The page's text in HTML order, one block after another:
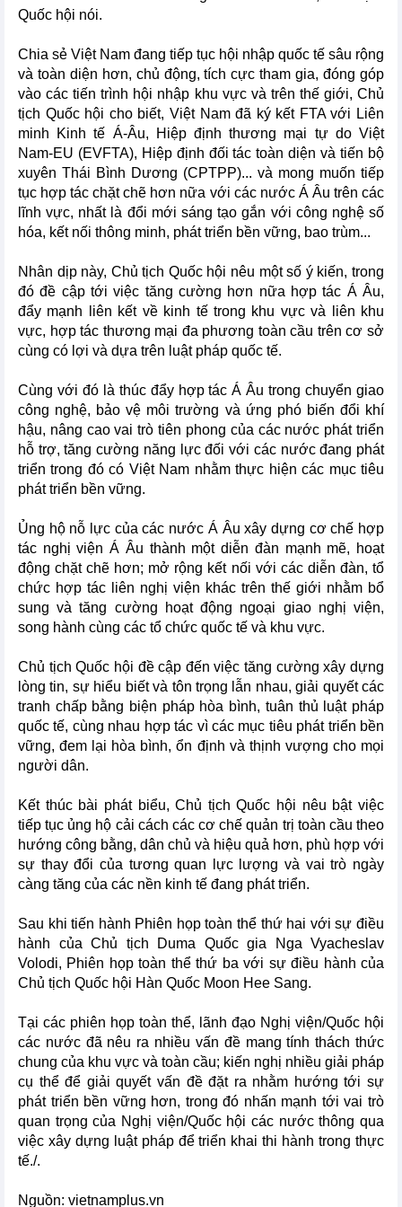
Quốc hội nói.
Chia sẻ Việt Nam đang tiếp tục hội nhập quốc tế sâu rộng
và toàn diện hơn, chủ động, tích cực tham gia, đóng góp
vào các tiến trình hội nhập khu vực và trên thế giới, Chủ
tịch Quốc hội cho biết, Việt Nam đã ký kết FTA với Liên
minh Kinh tế Á-Âu, Hiệp định thương mại tự do Việt
Nam-EU (EVFTA), Hiệp định đối tác toàn diện và tiến bộ
xuyên Thái Bình Dương (CPTPP)... và mong muốn tiếp
tục hợp tác chặt chẽ hơn nữa với các nước Á Âu trên các
lĩnh vực, nhất là đổi mới sáng tạo gắn với công nghệ số
hóa, kết nối thông minh, phát triển bền vững, bao trùm...
Nhân dịp này, Chủ tịch Quốc hội nêu một số ý kiến, trong
đó đề cập tới việc tăng cường hơn nữa hợp tác Á Âu,
đẩy mạnh liên kết về kinh tế trong khu vực và liên khu
vực, hợp tác thương mại đa phương toàn cầu trên cơ sở
cùng có lợi và dựa trên luật pháp quốc tế.
Cùng với đó là thúc đẩy hợp tác Á Âu trong chuyển giao
công nghệ, bảo vệ môi trường và ứng phó biến đổi khí
hậu, nâng cao vai trò tiên phong của các nước phát triển
hỗ trợ, tăng cường năng lực đối với các nước đang phát
triển trong đó có Việt Nam nhằm thực hiện các mục tiêu
phát triển bền vững.
Ủng hộ nỗ lực của các nước Á Âu xây dựng cơ chế hợp
tác nghị viện Á Âu thành một diễn đàn mạnh mẽ, hoạt
động chặt chẽ hơn; mở rộng kết nối với các diễn đàn, tổ
chức hợp tác liên nghị viện khác trên thế giới nhằm bổ
sung và tăng cường hoạt động ngoại giao nghị viện,
song hành cùng các tổ chức quốc tế và khu vực.
Chủ tịch Quốc hội đề cập đến việc tăng cường xây dựng
lòng tin, sự hiểu biết và tôn trọng lẫn nhau, giải quyết các
tranh chấp bằng biện pháp hòa bình, tuân thủ luật pháp
quốc tế, cùng nhau hợp tác vì các mục tiêu phát triển bền
vững, đem lại hòa bình, ổn định và thịnh vượng cho mọi
người dân.
Kết thúc bài phát biểu, Chủ tịch Quốc hội nêu bật việc
tiếp tục ủng hộ cải cách các cơ chế quản trị toàn cầu theo
hướng công bằng, dân chủ và hiệu quả hơn, phù hợp với
sự thay đổi của tương quan lực lượng và vai trò ngày
càng tăng của các nền kinh tế đang phát triển.
Sau khi tiến hành Phiên họp toàn thể thứ hai với sự điều
hành của Chủ tịch Duma Quốc gia Nga Vyacheslav
Volodi, Phiên họp toàn thể thứ ba với sự điều hành của
Chủ tịch Quốc hội Hàn Quốc Moon Hee Sang.
Tại các phiên họp toàn thể, lãnh đạo Nghị viện/Quốc hội
các nước đã nêu ra nhiều vấn đề mang tính thách thức
chung của khu vực và toàn cầu; kiến nghị nhiều giải pháp
cụ thể để giải quyết vấn đề đặt ra nhằm hướng tới sự
phát triển bền vững hơn, trong đó nhấn mạnh tới vai trò
quan trọng của Nghị viện/Quốc hội các nước thông qua
việc xây dựng luật pháp để triển khai thi hành trong thực
tế./.
Nguồn: vietnamplus.vn